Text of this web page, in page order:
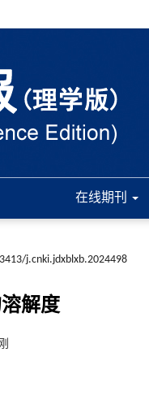
在线期刊
j.cnki.jdxblxb.2024498
解度